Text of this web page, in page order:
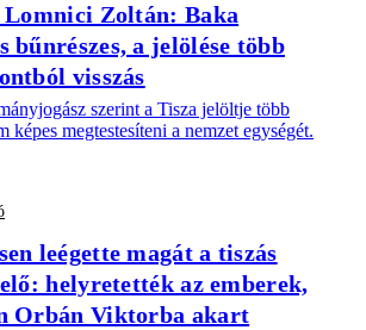
Zoltán: Baka
bűnrészes, a jelölése több
visszás
szerint a Tisza jelöltje több
képes megtestesíteni a nemzet egységét.
leégette magát a tiszás
helyretették az emberek,
Orbán Viktorba akart